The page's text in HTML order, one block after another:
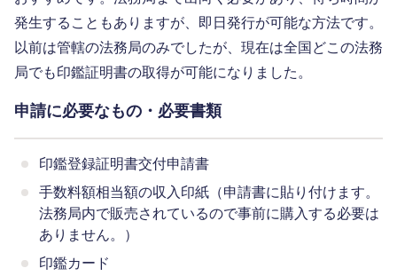
発生することもありますが、即日発行が可能な方法です。
以前は管轄の法務局のみでしたが、現在は全国どこの法務
局でも印鑑証明書の取得が可能になりました。
申請に必要なもの・必要書類
印鑑登録証明書交付申請書
手数料額相当額の収入印紙（申請書に貼り付けます。
法務局内で販売されているので事前に購入する必要は
ありません。）
印鑑カード